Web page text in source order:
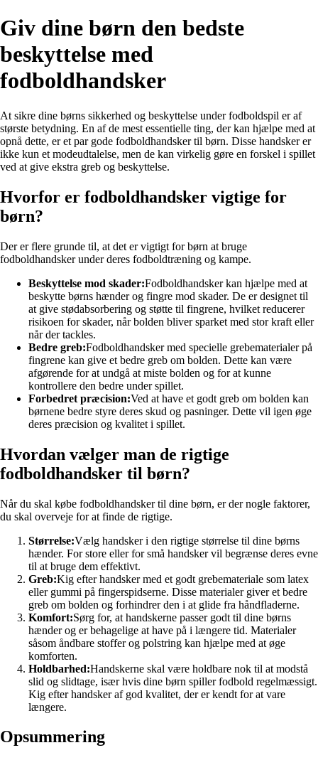
Giv dine børn den bedste
beskyttelse med
fodboldhandsker
At sikre dine børns sikkerhed og beskyttelse under fodboldspil er af
største betydning. En af de mest essentielle ting, der kan hjælpe med at
opnå dette, er et par gode fodboldhandsker til børn. Disse handsker er
ikke kun et modeudtalelse, men de kan virkelig gøre en forskel i spillet
ved at give ekstra greb og beskyttelse.
Hvorfor er fodboldhandsker vigtige for
børn?
Der er flere grunde til, at det er vigtigt for børn at bruge
fodboldhandsker under deres fodboldtræning og kampe.
Beskyttelse mod skader:Fodboldhandsker kan hjælpe med at
beskytte børns hænder og fingre mod skader. De er designet til
at give stødabsorbering og støtte til fingrene, hvilket reducerer
risikoen for skader, når bolden bliver sparket med stor kraft eller
når der tackles.
Bedre greb:Fodboldhandsker med specielle grebematerialer på
fingrene kan give et bedre greb om bolden. Dette kan være
afgørende for at undgå at miste bolden og for at kunne
kontrollere den bedre under spillet.
Forbedret præcision:Ved at have et godt greb om bolden kan
børnene bedre styre deres skud og pasninger. Dette vil igen øge
deres præcision og kvalitet i spillet.
Hvordan vælger man de rigtige
fodboldhandsker til børn?
Når du skal købe fodboldhandsker til dine børn, er der nogle faktorer,
du skal overveje for at finde de rigtige.
Størrelse:Vælg handsker i den rigtige størrelse til dine børns
hænder. For store eller for små handsker vil begrænse deres evne
til at bruge dem effektivt.
Greb:Kig efter handsker med et godt grebemateriale som latex
eller gummi på fingerspidserne. Disse materialer giver et bedre
greb om bolden og forhindrer den i at glide fra håndfladerne.
Komfort:Sørg for, at handskerne passer godt til dine børns
hænder og er behagelige at have på i længere tid. Materialer
såsom åndbare stoffer og polstring kan hjælpe med at øge
komforten.
Holdbarhed:Handskerne skal være holdbare nok til at modstå
slid og slidtage, især hvis dine børn spiller fodbold regelmæssigt.
Kig efter handsker af god kvalitet, der er kendt for at vare
længere.
Opsummering